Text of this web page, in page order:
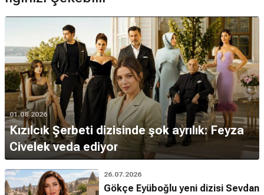
01.08.2026
Kızılcık Şerbeti dizisinde şok ayrılık: Feyza
Civelek veda ediyor
26.07.2026
Gökçe Eyüboğlu yeni dizisi Sevdan